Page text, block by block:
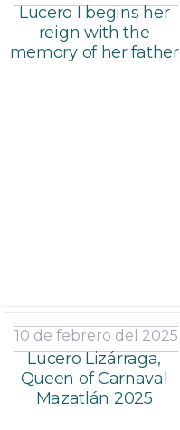
Lucero I begins her
reign with the
memory of her father
10 de febrero del 2025
Lucero Lizárraga,
Queen of Carnaval
Mazatlán 2025